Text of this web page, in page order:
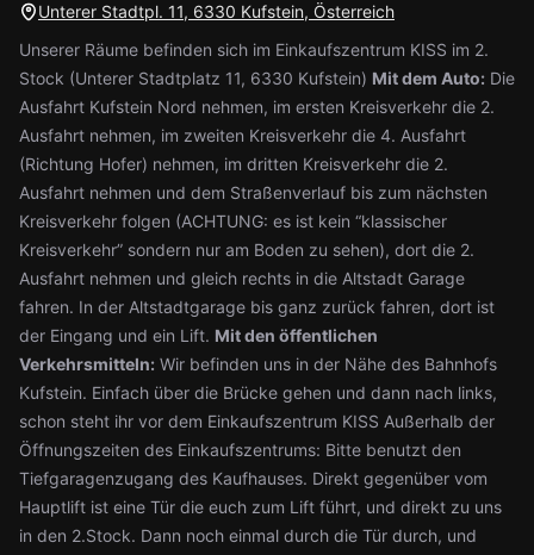
Unterer Stadtpl. 11, 6330 Kufstein, Österreich
Unserer Räume befinden sich im Einkaufszentrum KISS im 2.
Stock (Unterer Stadtplatz 11, 6330 Kufstein) Mit dem Auto: Die
Ausfahrt Kufstein Nord nehmen, im ersten Kreisverkehr die 2.
Ausfahrt nehmen, im zweiten Kreisverkehr die 4. Ausfahrt
(Richtung Hofer) nehmen, im dritten Kreisverkehr die 2.
Ausfahrt nehmen und dem Straßenverlauf bis zum nächsten
Kreisverkehr folgen (ACHTUNG: es ist kein “klassischer
Kreisverkehr” sondern nur am Boden zu sehen), dort die 2.
Ausfahrt nehmen und gleich rechts in die Altstadt Garage
fahren. In der Altstadtgarage bis ganz zurück fahren, dort ist
der Eingang und ein Lift. Mit den öffentlichen
Verkehrsmitteln: Wir befinden uns in der Nähe des Bahnhofs
Kufstein. Einfach über die Brücke gehen und dann nach links,
schon steht ihr vor dem Einkaufszentrum KISS Außerhalb der
Öffnungszeiten des Einkaufszentrums: Bitte benutzt den
Tiefgaragenzugang des Kaufhauses. Direkt gegenüber vom
Hauptlift ist eine Tür die euch zum Lift führt, und direkt zu uns
in den 2.Stock. Dann noch einmal durch die Tür durch, und